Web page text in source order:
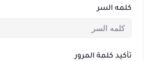
كلمه السر
تأكيد كلمة المرور